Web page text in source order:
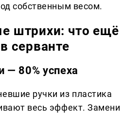
собственным весом.
штрихи: что ещё
серванте
— 80% успеха
ручки из пластика
весь эффект. Замени